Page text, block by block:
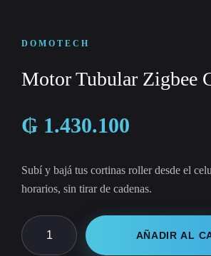
DOMOTECH
Motor Tubular Zigbee
₲ 1.430.100
Subí y bajá tus cortinas roller desde el
horarios, sin tirar de cadenas.
Motor
Tubular
AÑADIR AL